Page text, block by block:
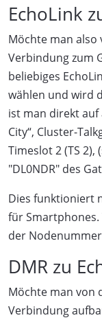
EchoLink
Möchte man also
Verbindung zum
beliebiges
wählen und wird
ist man direkt auf
City“, Cluster-
Timeslot 2 (TS
"DL0NDR" des
Dies funktioniert
für Smartphones.
der
DMR zu
Möchte man von
Verbindung